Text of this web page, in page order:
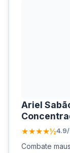
Ariel
★★★★½
Combate